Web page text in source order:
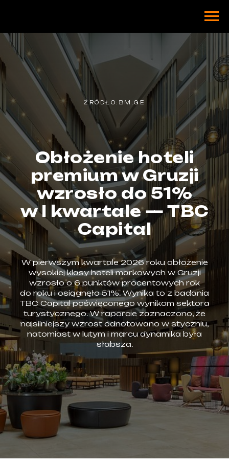
ŹRÓDŁO:BM.GE
Obłożenie hoteli
premium w Gruzji
wzrosło do 51%
w I kwartale — TBC
Capital
W pierwszym kwartale 2026 roku obłożenie
wysokiej klasy hoteli markowych w Gruzji
wzrosło o 6 punktów procentowych rok
do roku i osiągnęło 51%. Wynika to z badania
TBC Capital poświęconego wynikom sektora
turystycznego. W raporcie zaznaczono, że
najsilniejszy wzrost odnotowano w styczniu,
natomiast w lutym i marcu dynamika była
słabsza.